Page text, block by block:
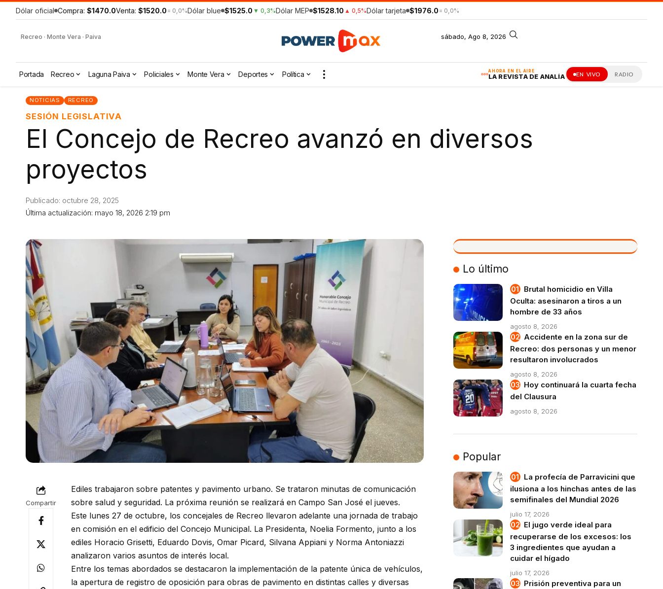
Dólar oficial Compra: $1470.0Venta: $1520.0 = 0,0%Dólar blue $1525.0 ▼ 0,3%Dólar MEP $1528.10 ▲ 0,5%Dólar tarjeta $1976.0 = 0,0%
Recreo · Monte Vera · Paiva sábado, Ago 8, 2026
AHORA EN EL AIRE
LA REVISTA DE ANALÍA EN VIVO RADIO
Portada Recreo Laguna Paiva Policiales Monte Vera Deportes Política
NOTICIAS RECREO
SESIÓN LEGISLATIVA
El Concejo de Recreo avanzó en diversos
proyectos
Última actualización: mayo 18, 2026 2:19 pm
Publicado: octubre 28, 2025
Compartir
Ediles trabajaron sobre patentes y pavimento urbano. Se trataron minutas de comunicación
sobre salud y seguridad. La próxima reunión se realizará en Campo San José el jueves.
Este lunes 27 de octubre, los concejales de Recreo llevaron adelante una jornada de trabajo
en comisión en el edificio del Concejo Municipal. La Presidenta, Noelia Formento, junto a los
ediles Horacio Grisetti, Eduardo Dovis, Omar Picard, Silvana Appiani y Norma Antoniazzi
analizaron varios asuntos de interés local.
Entre los temas abordados se destacaron la implementación de la patente única de vehículos,
la apertura de registro de oposición para obras de pavimento en distintas calles y diversas
VIVO
Lo último
Brutal homicidio en Villa
Oculta: asesinaron a tiros a un
hombre de 33 años
agosto 8, 2026
Accidente en la zona sur de
Recreo: dos personas y un menor
resultaron involucrados
agosto 8, 2026
Hoy continuará la cuarta fecha
del Clausura
agosto 8, 2026
Popular
La profecía de Parravicini que
ilusiona a los hinchas antes de las
semifinales del Mundial 2026
julio 17, 2026
El jugo verde ideal para
recuperarse de los excesos: los
3 ingredientes que ayudan a
cuidar el hígado
julio 17, 2026
Prisión preventiva para un